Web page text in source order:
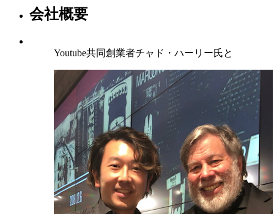
会社概要
Youtube共同創業者チャド・ハーリー氏と